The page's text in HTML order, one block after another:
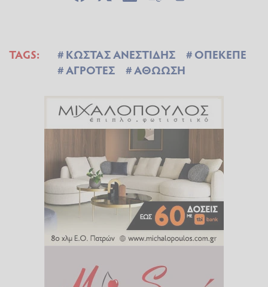
TAGS: ΚΩΣΤΑΣ ΑΝΕΣΤΙΔΗΣ
ΟΠΕΚΕΠΕ
ΑΓΡΟΤΕΣ
ΑΘΩΩΣΗ